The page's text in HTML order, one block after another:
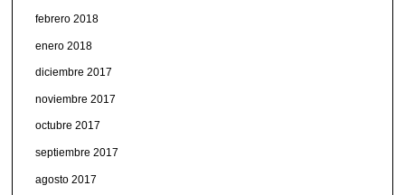
febrero 2018
enero 2018
diciembre 2017
noviembre 2017
octubre 2017
septiembre 2017
agosto 2017